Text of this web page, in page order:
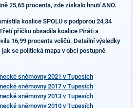
25,65 procenta, zde získalo hnutí ANO.
koalice SPOLU s podporou 24,34
příčku obsadila koalice Piráti a
16,99 procenta voličů. Detailní výsledky
se politická mapa v obci postupně
sněmovny 2021 v Tupesích
sněmovny 2017 v Tupesích
sněmovny 2013 v Tupesích
sněmovny 2010 v Tupesích